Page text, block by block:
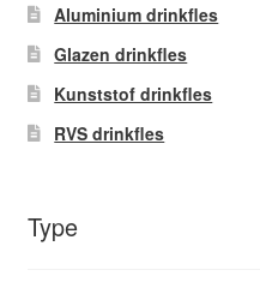
Aluminium drinkfles
Glazen drinkfles
Kunststof drinkfles
RVS drinkfles
Type